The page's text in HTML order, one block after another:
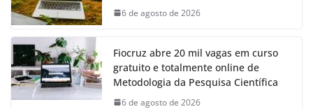
6 de agosto de 2026
Fiocruz abre 20 mil vagas em curso
gratuito e totalmente online de
Metodologia da Pesquisa Científica
6 de agosto de 2026